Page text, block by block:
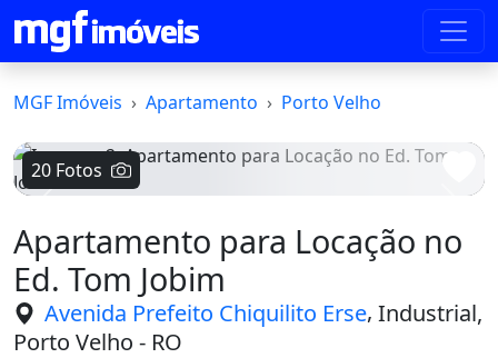
MGF Imóveis Apartamento Porto Velho
20 Fotos
Apartamento para Locação no
Ed. Tom Jobim
Avenida Prefeito Chiquilito Erse, Industrial,
Porto Velho - RO